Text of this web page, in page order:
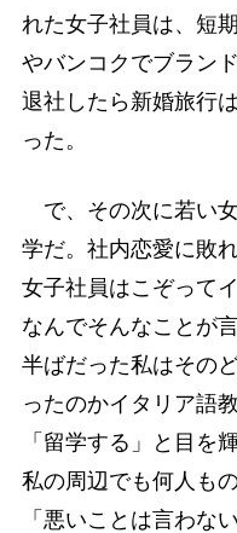
れた女子社員は、短
やバンコクでブラン
退社したら新婚旅行
った。
で、その次に若い
学だ。社内恋愛に敗
女子社員はこぞって
なんでそんなことが
半ばだった私はその
ったのかイタリア語
「留学する」と目を
私の周辺でも何人も
「悪いことは言わな